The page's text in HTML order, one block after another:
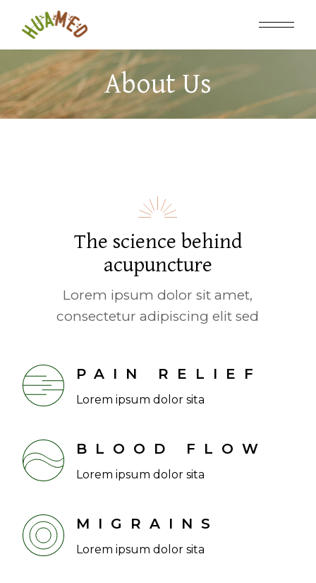
About Us
The science behind
acupuncture
Lorem ipsum dolor sit amet,
consectetur adipiscing elit sed
PAIN RELIEF
Lorem ipsum dolor sita
BLOOD FLOW
Lorem ipsum dolor sita
MIGRAINS
Lorem ipsum dolor sita